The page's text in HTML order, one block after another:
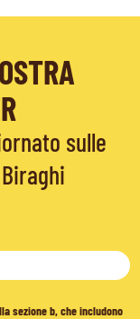
sulle
sezione b, che includono